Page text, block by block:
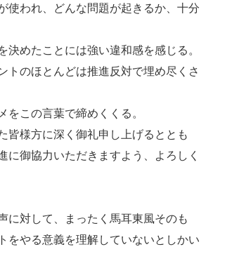
使われ、どんな問題が起きるか、十分
めたことには強い違和感を感じる。
トのほとんどは推進反対で埋め尽くさ
この言葉で締めくくる。
皆様方に深く御礼申し上げるととも
に御協力いただきますよう、よろしく
対して、まったく馬耳東風そのも
をやる意義を理解していないとしかい